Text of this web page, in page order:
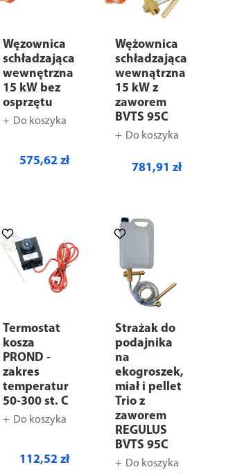
Węzownica
schładzająca
wewnętrzna
15 kW bez
osprzętu
Do koszyka
575,62 zł
Wężownica
schładzająca
wewnątrzna
15 kW z
zaworem
BVTS 95C
Do koszyka
781,91 zł
Termostat
kosza
PROND -
zakres
temperatur
50-300 st. C
Do koszyka
112,52 zł
Strażak do
podajnika
na
ekogroszek,
miał i pellet
Trio z
zaworem
REGULUS
BVTS 95C
Do koszyka